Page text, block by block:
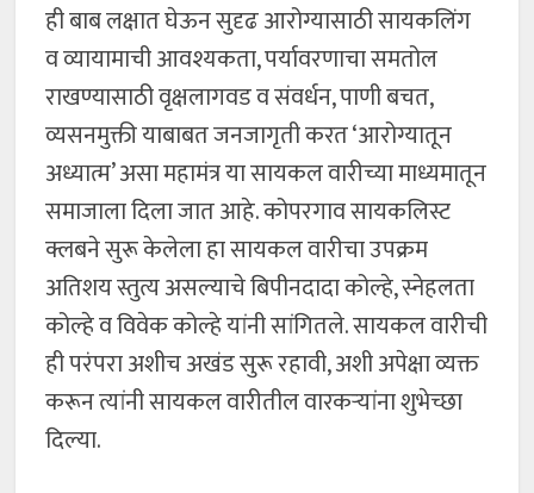
ही बाब लक्षात घेऊन सुदृढ आरोग्यासाठी सायकलिंग
व व्यायामाची आवश्यकता, पर्यावरणाचा समतोल
राखण्यासाठी वृक्षलागवड व संवर्धन, पाणी बचत,
व्यसनमुक्ती याबाबत जनजागृती करत ‘आरोग्यातून
अध्यात्म’ असा महामंत्र या सायकल वारीच्या माध्यमातून
समाजाला दिला जात आहे. कोपरगाव सायकलिस्ट
क्लबने सुरू केलेला हा सायकल वारीचा उपक्रम
अतिशय स्तुत्य असल्याचे बिपीनदादा कोल्हे, स्नेहलता
कोल्हे व विवेक कोल्हे यांनी सांगितले. सायकल वारीची
ही परंपरा अशीच अखंड सुरू रहावी, अशी अपेक्षा व्यक्त
करून त्यांनी सायकल वारीतील वारकऱ्यांना शुभेच्छा
दिल्या.